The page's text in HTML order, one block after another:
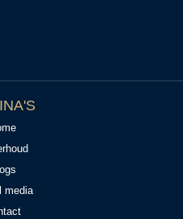
media